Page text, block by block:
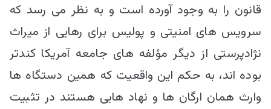
قانون را به وجود آورده است و به نظر می رسد که
سرویس های امنیتی و پولیس برای رهایی از میراث
نژادپرستی از دیگر مؤلفه های جامعه آمریکا کندتر
بوده اند، به حکم این واقعیت که همین دستگاه ها
وارث همان ارگان ها و نهاد هایی هستند در تثبیت